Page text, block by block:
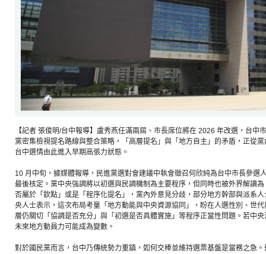
【記者 張俊明/台中報導】盧秀燕任滿兩屆、市長席位將在 2026 年改選，台中
黨密集檢視提名路線與整合策略，「高層提名」與「地方自主」的矛盾，正從
台中選情由此進入早期高張力狀態。
10 月中旬，據媒體報導，民進黨選對會建議中執會徵召何欣純為台中市長參選
最後核定。黨中央強調將以初選與民調機制為主要程序，但同時也被外界解讀
否屬於「欽點」或是「程序化提名」，黨內外意見分歧，部分地方幹部與派系
央人士表示，這次布局考量「地方動能與中央資源協同」，盼在人選性別、世
層仍關切「協調是否充分」與「初選是否具體實施」等程序正當性問題。若中
未來地方動員力可能成為變數。
對於國民黨而言，台中乃傳統勢力重鎮，如何交棒並維持選票基盤是當務之急